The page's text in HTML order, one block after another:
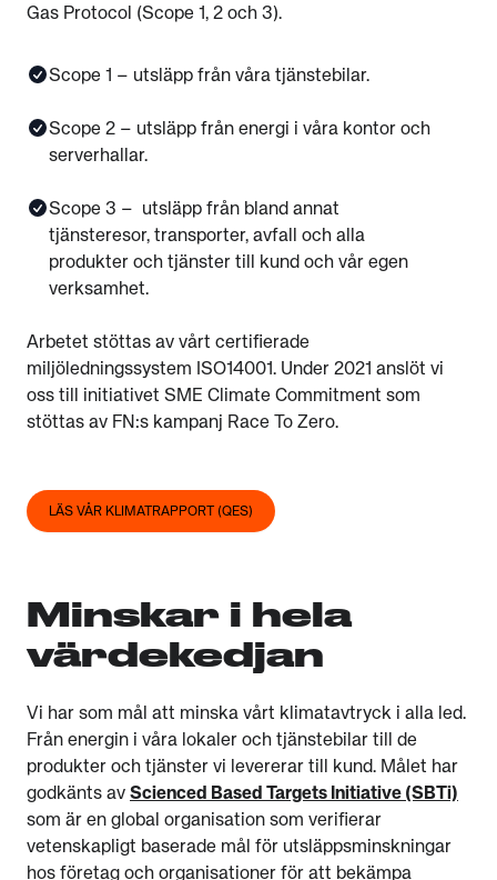
Gas Protocol (Scope 1, 2 och 3).
Scope 1 – utsläpp från våra tjänstebilar.
Scope 2 – utsläpp från energi i våra kontor och
serverhallar.
Scope 3 – utsläpp från bland annat
tjänsteresor, transporter, avfall och alla
produkter och tjänster till kund och vår egen
verksamhet.
Arbetet stöttas av vårt certifierade
miljöledningssystem ISO14001. Under 2021 anslöt vi
oss till initiativet SME Climate Commitment som
stöttas av FN:s kampanj Race To Zero.
LÄS VÅR KLIMATRAPPORT (QES)
Minskar i hela
värdekedjan
Vi har som mål att minska vårt klimatavtryck i alla led.
Från energin i våra lokaler och tjänstebilar till de
produkter och tjänster vi levererar till kund. Målet har
godkänts av Scienced Based Targets Initiative (SBTi)
som är en global organisation som verifierar
vetenskapligt baserade mål för utsläppsminskningar
hos företag och organisationer för att bekämpa